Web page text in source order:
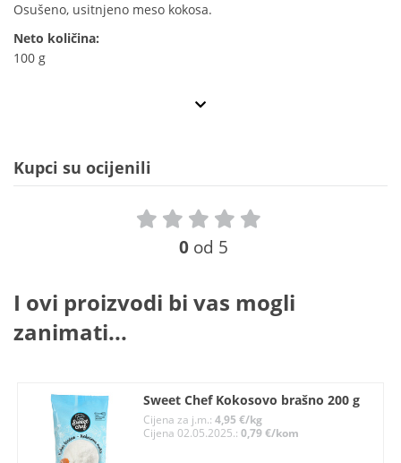
Osušeno, usitnjeno meso kokosa.
Neto količina:
100 g
Kupci su ocijenili
0 od 5
I ovi proizvodi bi vas mogli
zanimati...
Sweet Chef Kokosovo brašno 200 g
Cijena za j.m.:4,95 €/kg
Cijena 02.05.2025.:0,79 €/kom